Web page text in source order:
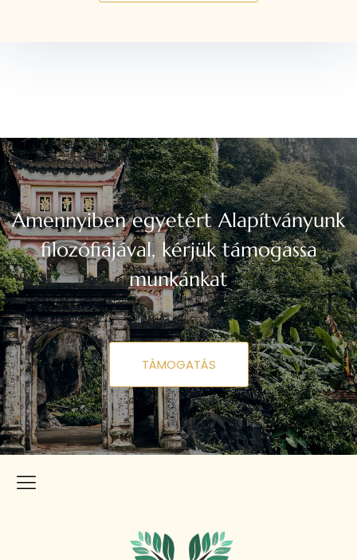
Amennyiben egyetért Alapítványunk
filozófiájával, kérjük támogassa
munkánkat
TÁMOGATÁS